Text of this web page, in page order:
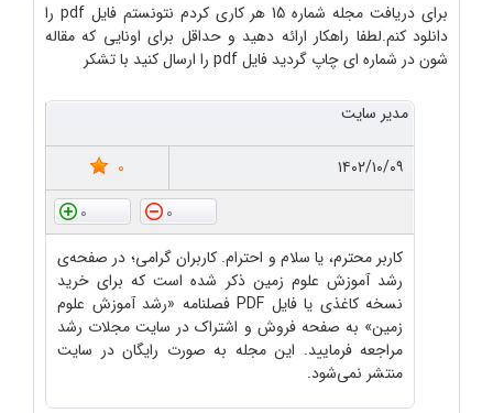
برای دریافت مجله شماره 15 هر کاری کردم نتونستم فایل pdf را
دانلود کنم.لطفا راهکار ارائه دهید و حداقل برای اونایی که مقاله
شون در شماره ای چاپ گردید فایل pdf را ارسال کنید با تشکر
مدیر سایت
۱۴۰۲/۱۰/۰۹
0
0
0
کاربر محترم، یا سلام و احترام. کاربران گرامی؛ در صفحه‌ی
رشد آموزش علوم زمین ذکر شده است که برای خرید
نسخه کاغذی یا فایل PDF فصلنامه «رشد آموزش علوم
زمین» به صفحه فروش و اشتراک در سایت مجلات رشد
مراجعه فرمایید. این مجله به صورت رایگان در سایت
منتشر نمی‌شود.